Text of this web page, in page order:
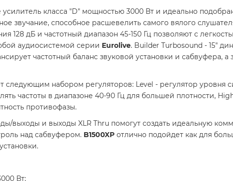
класса "D" мощностью 3000 Вт и идеально
звучание, способное расшевелить самого вялого
128 дБ и частотный диапазон 45-150 Гц позволяют с
аудиосистемой серии Eurolive. Builder Turbosound - 15"
частотный баланс звуковой установки и сабвуфера,
следующим набором регуляторов: Level - регулятор уровня
частоты в диапазоне 40-90 Гц для большей плотности,
противофазы.
выходы и выходы XLR Thru помогут создать идеальную
над сабвуфером. B1500XP отлично подойдет как для
Вт;